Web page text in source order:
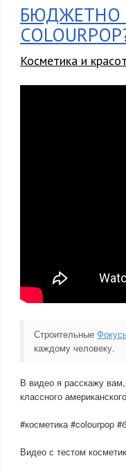
БЮДЖЕТНО
Косметика и
Строительные
каждому человеку.
В видео я расскажу
классного
#косметика #colourpop
Видео с тестом